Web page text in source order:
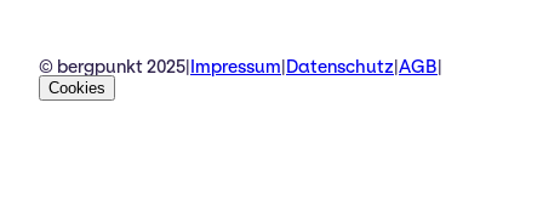
© bergpunkt 2025 Impressum Datenschutz AGB
Cookies